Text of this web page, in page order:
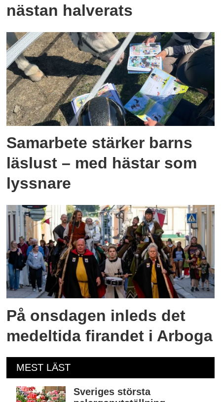
nästan halverats
Samarbete stärker barns
läslust – med hästar som
lyssnare
På onsdagen inleds det
medeltida firandet i Arboga
MEST LÄST
Sveriges största